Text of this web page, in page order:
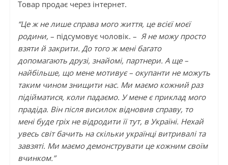
Товар продає через інтернет.
“Це ж не лише справа мого життя, це всієї моєї
родини, – підсумовує чоловік. – Я не можу просто
взяти й закрити. До того ж мені багато
допомагають друзі, знайомі, партнери. А ще –
найбільше, що мене мотивує – окупанти не можуть
таким чином знищити нас. Ми маємо кожний раз
підійматися, коли падаємо. У мене є приклад мого
прадіда. Він після висилок відновив справу, то
мені буде гріх не відродити її тут, в Україні. Нехай
увесь світ бачить на скільки українці витривалі та
завзяті. Ми маємо демонструвати це кожним своїм
вчинком.”